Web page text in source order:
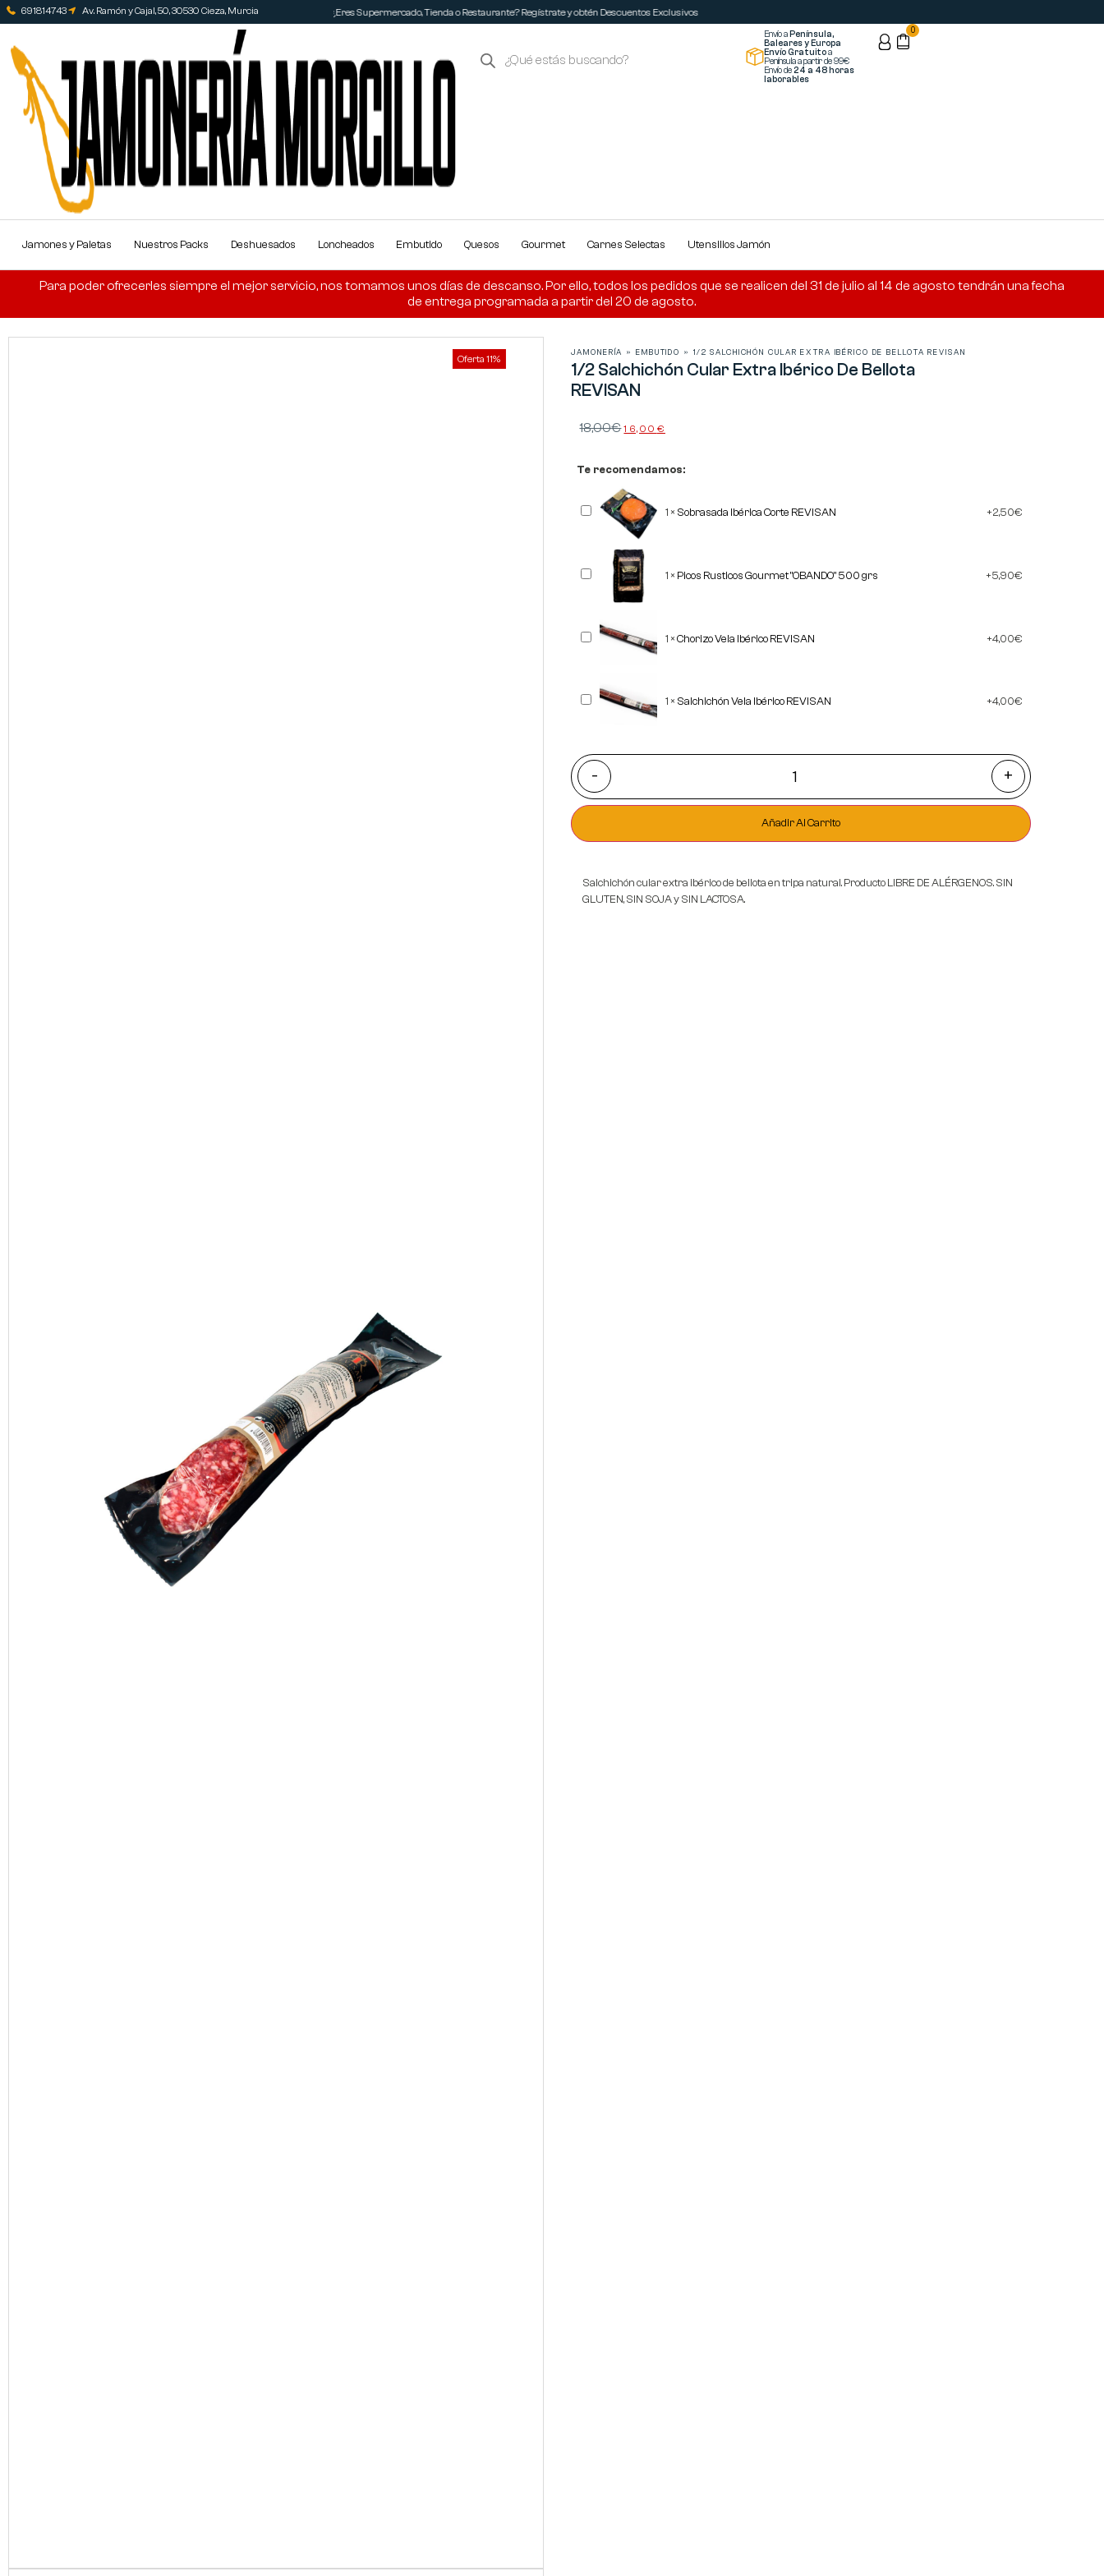
691814743 Av. Ramón y Cajal, 50, 30530 Cieza, Murcia ¿Eres Supermercado, Tienda o Restaurante? Regístrate y obtén Descuentos Exclusivos
Envío a Península,
Baleares y Europa
Envío Gratuitoa
Península a partir de 99€
Envío de24 a 48 horas
laborables
0
Jamones y Paletas Nuestros Packs Deshuesados Loncheados Embutido Quesos Gourmet Carnes Selectas Utensilios Jamón
Para poder ofrecerles siempre el mejor servicio, nos tomamos unos días de descanso. Por ello, todos los pedidos que se realicen del 31 de julio al 14 de agosto tendrán una fecha
de entrega programada a partir del 20 de agosto.
Oferta 11%
JAMONERÍA » EMBUTIDO » 1/2 SALCHICHÓN CULAR EXTRA IBÉRICO DE BELLOTA REVISAN
1/2 Salchichón Cular Extra Ibérico De Bellota
REVISAN
18,00€ 16,00 €
Te recomendamos:
Sobrasada
Ibérica
1 × Sobrasada Ibérica Corte REVISAN 2,50€
Picos
Rusticos
Gourmet
"OBANDO"
1 × Picos Rusticos Gourmet "OBANDO" 500 grs 5,90€
Chorizo
Vela
1 ×Chorizo Vela Ibérico REVISAN 4,00€
Salchichón
1 × Salchichón Vela Ibérico REVISAN 4,00€
- +
Añadir Al Carrito
Salchichón cular extra ibérico de bellota en tripa natural. Producto LIBRE DE ALÉRGENOS. SIN
GLUTEN, SIN SOJA y SIN LACTOSA.